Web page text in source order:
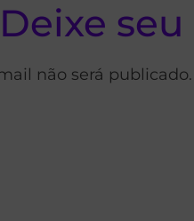
Deixe
não será